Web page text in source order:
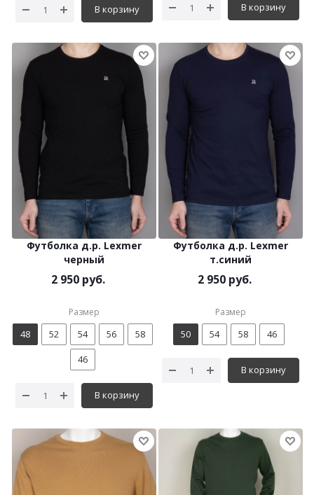
В корзину В корзину
Футболка д.р. Lexmer
черный
2 950 руб.
Размер
48 52 54 56
58
46
В корзину
Футболка д.р. Lexmer
т.синий
2 950 руб.
Размер
50 54 58 46
В корзину